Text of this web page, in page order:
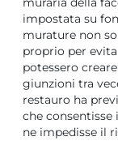
impostata su
murature non
proprio per
potessero
giunzioni tra
restauro ha
che
ne impedisse il